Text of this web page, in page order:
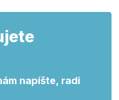
napíšte, radi